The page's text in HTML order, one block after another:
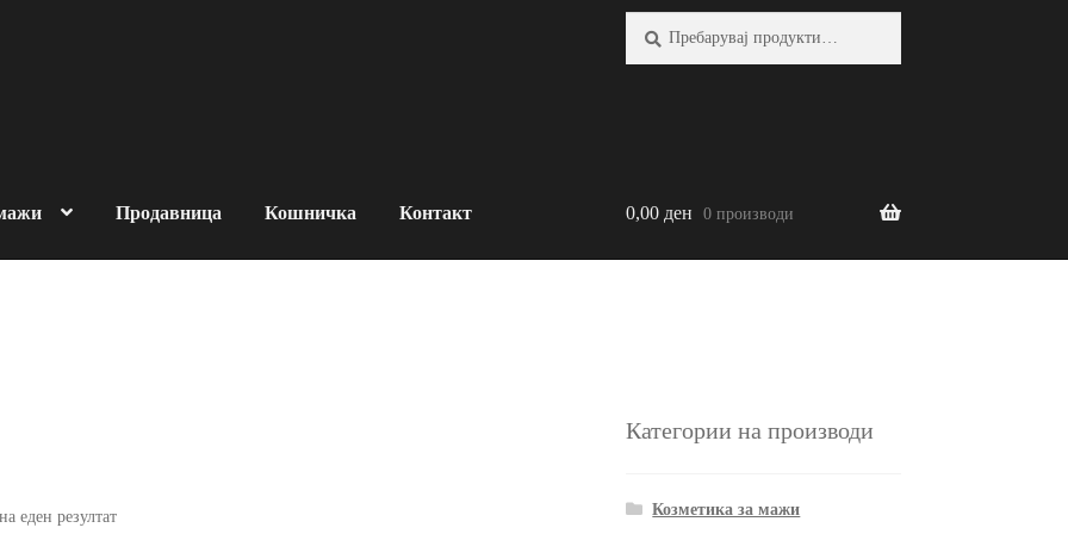
Продавница Кошничка Контакт 0,00 ден 0 производи
еден резултат
Категории на производи
Козметика за мажи